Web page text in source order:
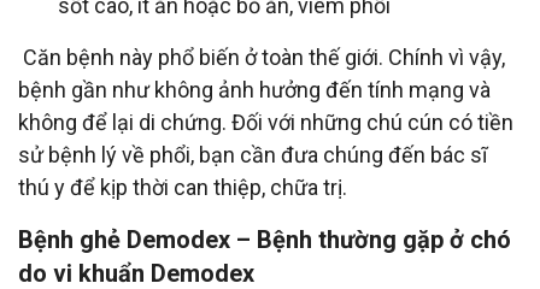
sốt cao, ít ăn hoặc bỏ ăn, viêm phổi
Căn bệnh này phổ biến ở toàn thế giới. Chính vì vậy,
bệnh gần như không ảnh hưởng đến tính mạng và
không để lại di chứng. Đối với những chú cún có tiền
sử bệnh lý về phổi, bạn cần đưa chúng đến bác sĩ
thú y để kịp thời can thiệp, chữa trị.
Bệnh ghẻ Demodex – Bệnh thường gặp ở chó
do vi khuẩn Demodex